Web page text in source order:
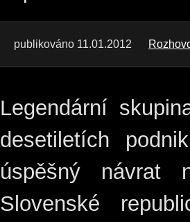
publikováno 11.01.2012
Legendární
desetiletích
úspěšný
Slovenské